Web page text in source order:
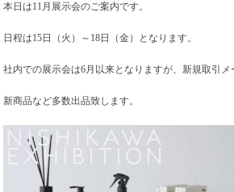
本日は11月展示会のご案内です。
日程は15日（火）～18日（金）となります。
社内での展示会は6月以来となりますが、新規取引メ
新商品など多数出品致します。